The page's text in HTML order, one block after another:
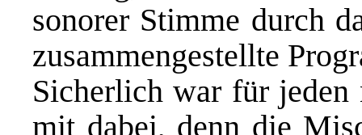
sonorer Stimme durch
zusammengestellte
Sicherlich war für jeden
mit dabei, denn die